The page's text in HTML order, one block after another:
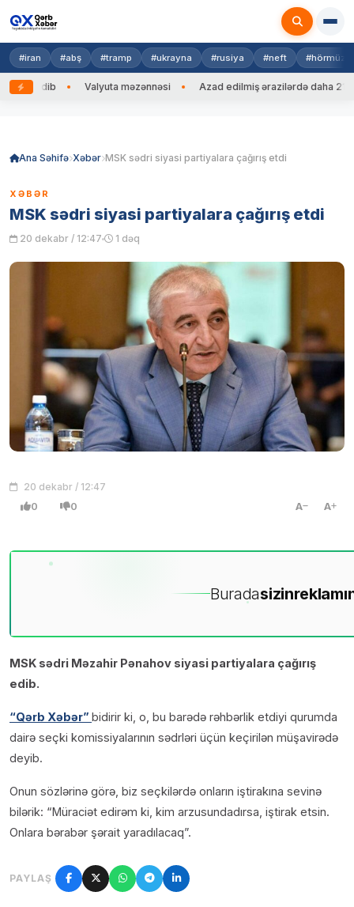
#iran #abş #tramp #ukrayna #rusiya #neft #hörmüz
edib Valyuta məzənnəsi Azad edilmiş ərazilərdə daha 212
Ana Səhifə Xəbər MSK sədri siyasi partiyalara çağırış etdi
XƏBƏR
MSK sədri siyasi partiyalara çağırış etdi
20 dekabr / 12:47 1 dəq
20 dekabr / 12:47
0 0 A A
Buradasizin
MSK sədri Məzahir Pənahov siyasi partiyalara çağırış
edib.
“Qərb Xəbər” bidirir ki, o, bu barədə rəhbərlik etdiyi qurumda
dairə seçki komissiyalarının sədrləri üçün keçirilən müşavirədə
deyib.
Onun sözlərinə görə, biz seçkilərdə onların iştirakına sevinə
bilərik: “Müraciət edirəm ki, kim arzusundadırsa, iştirak etsin.
Onlara bərabər şərait yaradılacaq”.
PAYLAŞ